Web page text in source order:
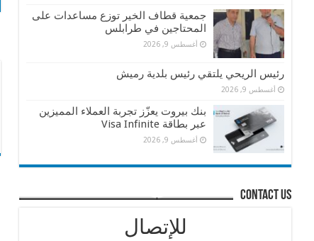
جمعية قطاف الخير توزع مساعدات على
المحتاجين في طرابلس
أغسطس 9, 2026
رئيس الريحي يلتقي رئيس بلدية رميش
أغسطس 9, 2026
بنك بيروت يعزّز تجربة العملاء المميزين
عبر بطاقة Visa Infinite
أغسطس 9, 2026
contact us
للإتصال